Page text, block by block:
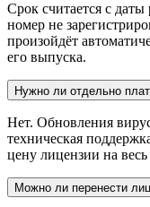
Срок считается с
номер не
произойдёт
его выпуска.
Нужно ли отдельно
Нет. Обновления
техническая
цену лицензии на весь
Можно ли перенести